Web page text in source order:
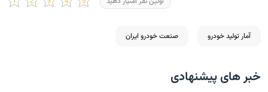
آمار تولید خودرو صنعت خودرو ایران
خبر های پیشنهادی